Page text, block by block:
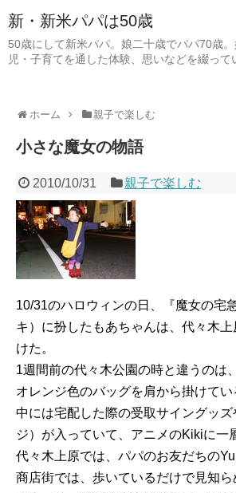
新・新米パパは50歳
50歳にして新米パパ。娘二十歳でパパ70歳
児・子育てを通した体験、思いなどを綴って
ホーム 親子で楽しむ
小さな魔女の物語
2010/10/31 親子で楽しむ
10/31のハロウィンの日、『魔女の宅
キ）に扮したもあちゃんは、代々木
けた。
1週間前の代々木公園の時と違うのは
オレンジ色のバッグを肩から掛けて
中には宅配した際の受取サイングッ
ジ）が入っていて、アニメのKikiに一
代々木上原では、パパのお友だちの
商店街では、歩いているだけで見知